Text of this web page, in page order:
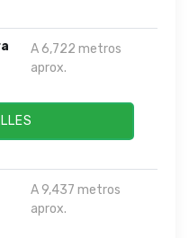
A 6,722 metros
aprox.
A 9,437 metros
aprox.